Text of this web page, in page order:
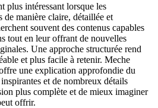
plus intéressant lorsque les
de manière claire, détaillée et
souvent des contenus capables
tout en leur offrant de nouvelles
Une approche structurée rend
et plus facile à retenir. Meche
une explication approfondie du
et de nombreux détails
plus complète et de mieux imaginer
offrir.